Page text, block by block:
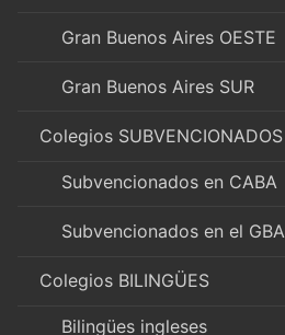
Gran Buenos Aires OESTE
Gran Buenos Aires SUR
Colegios SUBVENCIONADOS
Subvencionados en CABA
Subvencionados en el GBA
Colegios BILINGÜES
Bilingües ingleses